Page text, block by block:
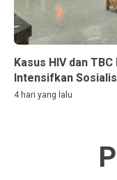
Kasus HIV dan
Intensifkan
4 hari yang lalu